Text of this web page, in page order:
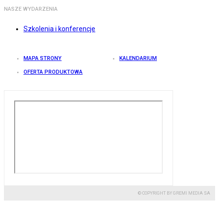
NASZE WYDARZENIA
Szkolenia i konferencje
MAPA STRONY KALENDARIUM
OFERTA PRODUKTOWA
© COPYRIGHT BY GREMI MEDIA SA